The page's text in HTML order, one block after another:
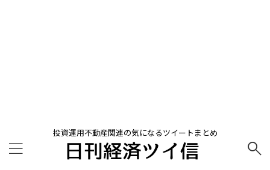
投資運用不動産関連の気になるツイートまとめ